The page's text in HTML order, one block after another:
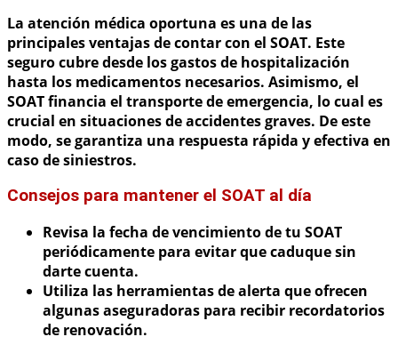
La atención médica oportuna es una de las
principales ventajas de contar con el SOAT. Este
seguro cubre desde los gastos de hospitalización
hasta los medicamentos necesarios. Asimismo, el
SOAT financia el transporte de emergencia, lo cual es
crucial en situaciones de accidentes graves. De este
modo, se garantiza una respuesta rápida y efectiva en
caso de siniestros.
Consejos para mantener el SOAT al día
Revisa la fecha de vencimientode tu SOAT
periódicamente para evitar que caduque sin
darte cuenta.
Utiliza las herramientas de alerta que ofrecen
algunas aseguradoras para recibir recordatorios
de renovación.